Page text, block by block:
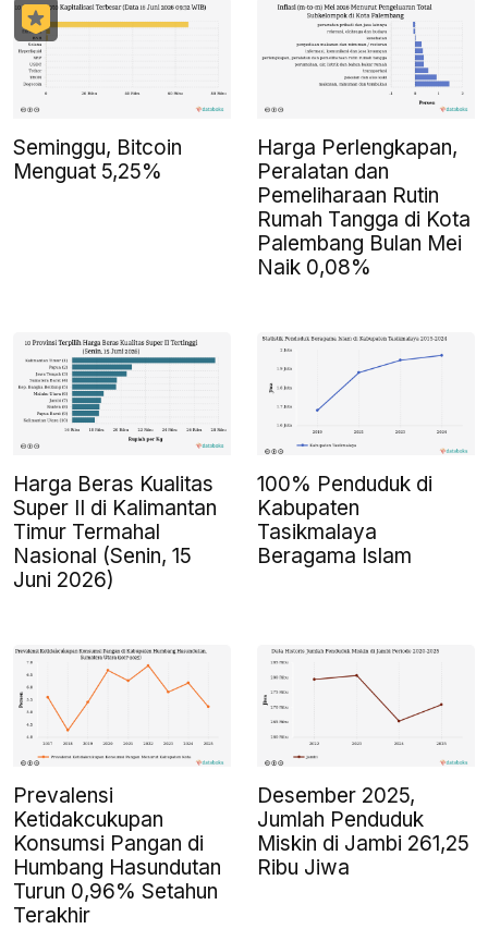
Seminggu, Bitcoin
Menguat 5,25%
Harga Perlengkapan,
Peralatan dan
Pemeliharaan Rutin
Rumah Tangga di Kota
Palembang Bulan Mei
Naik 0,08%
Harga Beras Kualitas
Super II di Kalimantan
Timur Termahal
Nasional (Senin, 15
Juni 2026)
100% Penduduk di
Kabupaten
Tasikmalaya
Beragama Islam
Prevalensi
Ketidakcukupan
Konsumsi Pangan di
Humbang Hasundutan
Turun 0,96% Setahun
Terakhir
Desember 2025,
Jumlah Penduduk
Miskin di Jambi 261,25
Ribu Jiwa